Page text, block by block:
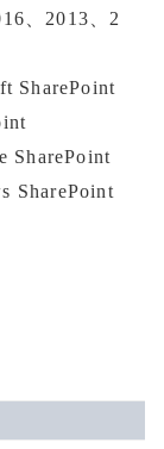
、2013、2
SharePoint
SharePoint
SharePoint